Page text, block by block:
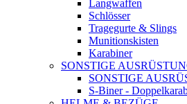
Langwaffen
Schlösser
Tragegurte & Slings
Munitionskisten
Karabiner
SONSTIGE
SONSTIGE
S-Biner -